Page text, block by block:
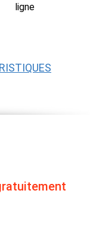
ligne